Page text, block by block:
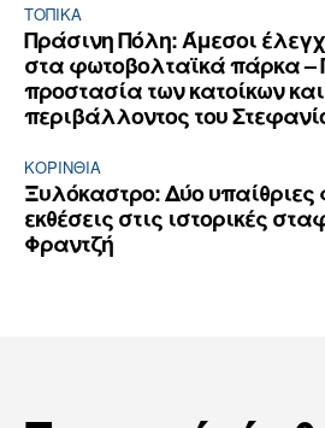
ΤΟΠΙΚΑ
Πράσινη Πόλη: Άμεσοι
στα φωτοβολταϊκά πάρκα –
προστασία των κατοίκων
περιβάλλοντος του
ΚΟΡΙΝΘΊΑ
Ξυλόκαστρο: Δύο
εκθέσεις στις ιστορικές
Φραντζή